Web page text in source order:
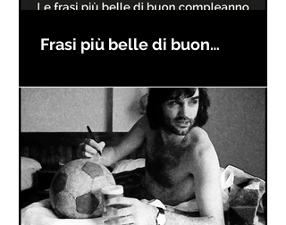
Frasi più belle di buon